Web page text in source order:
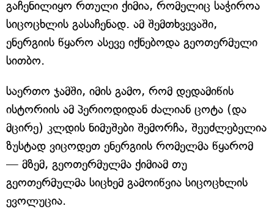
გაჩენილიყო რთული ქიმია, რომელიც საჭიროა
სიცოცხლის გასაჩენად. ამ შემთხვევაში,
ენერგიის წყარო ასევე იქნებოდა გეოთერმული
სითბო.
საერთო ჯამში, იმის გამო, რომ დედამიწის
ისტორიის ამ პერიოდიდან ძალიან ცოტა (და
მცირე) კლდის ნიმუშები შემორჩა, შეუძლებელია
ზუსტად ვიცოდეთ ენერგიის რომელმა წყარომ
— მზემ, გეოთერმულმა ქიმიამ თუ
გეოთერმულმა სიცხემ გამოიწვია სიცოცხლის
ევოლუცია.